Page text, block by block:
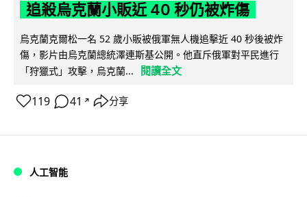
追殺烏克蘭小販近 40 秒仍被炸傷
烏克蘭克爾松一名 52 歲小販被俄軍無人機追擊近 40 秒後被炸
傷，影片由烏克蘭總統澤連斯基公開。他直斥俄軍對平民進行
「狩獵式」攻擊，烏克蘭...
閱讀全文
119 41 ↗ 分享
人工智能